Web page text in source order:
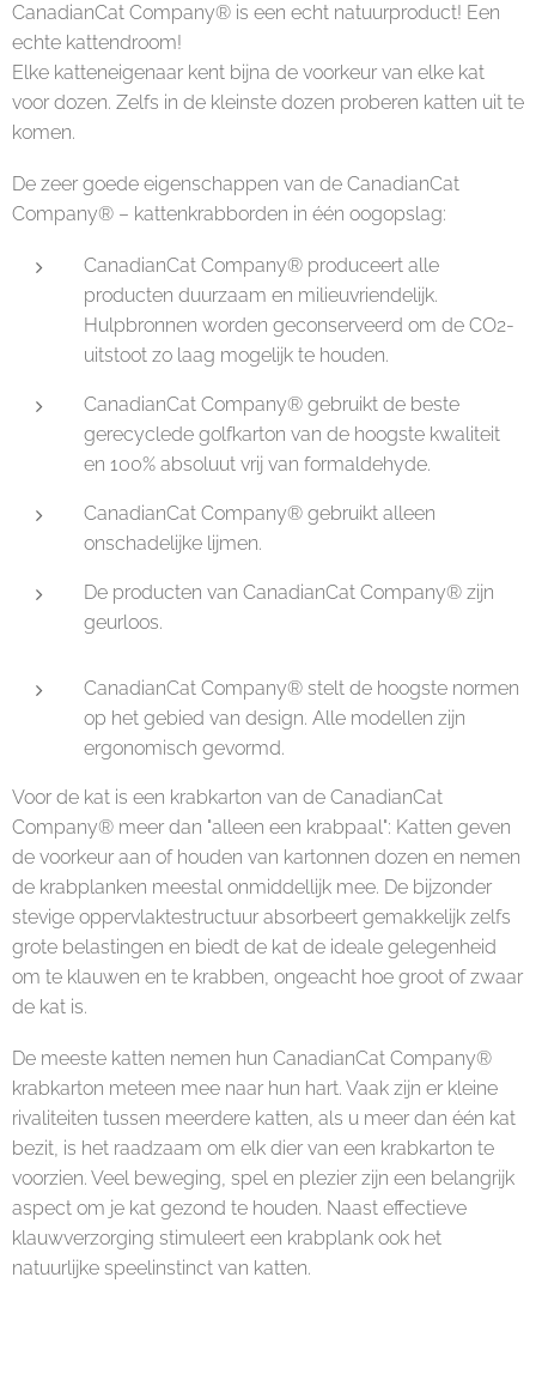
CanadianCat Company® is een echt natuurproduct! Een
echte kattendroom!
Elke katteneigenaar kent bijna de voorkeur van elke kat
voor dozen. Zelfs in de kleinste dozen proberen katten uit te
komen.
De zeer goede eigenschappen van de CanadianCat
Company® – kattenkrabborden in één oogopslag:
CanadianCat Company® produceert alle
producten duurzaam en milieuvriendelijk.
Hulpbronnen worden geconserveerd om de CO2-
uitstoot zo laag mogelijk te houden.
CanadianCat Company® gebruikt de beste
gerecyclede golfkarton van de hoogste kwaliteit
en 100% absoluut vrij van formaldehyde.
CanadianCat Company® gebruikt alleen
onschadelijke lijmen.
De producten van CanadianCat Company® zijn
geurloos.
CanadianCat Company® stelt de hoogste normen
op het gebied van design. Alle modellen zijn
ergonomisch gevormd.
Voor de kat is een krabkarton van de CanadianCat
Company® meer dan "alleen een krabpaal": Katten geven
de voorkeur aan of houden van kartonnen dozen en nemen
de krabplanken meestal onmiddellijk mee. De bijzonder
stevige oppervlaktestructuur absorbeert gemakkelijk zelfs
grote belastingen en biedt de kat de ideale gelegenheid
om te klauwen en te krabben, ongeacht hoe groot of zwaar
de kat is.
De meeste katten nemen hun CanadianCat Company®
krabkarton meteen mee naar hun hart. Vaak zijn er kleine
rivaliteiten tussen meerdere katten, als u meer dan één kat
bezit, is het raadzaam om elk dier van een krabkarton te
voorzien. Veel beweging, spel en plezier zijn een belangrijk
aspect om je kat gezond te houden. Naast effectieve
klauwverzorging stimuleert een krabplank ook het
natuurlijke speelinstinct van katten.